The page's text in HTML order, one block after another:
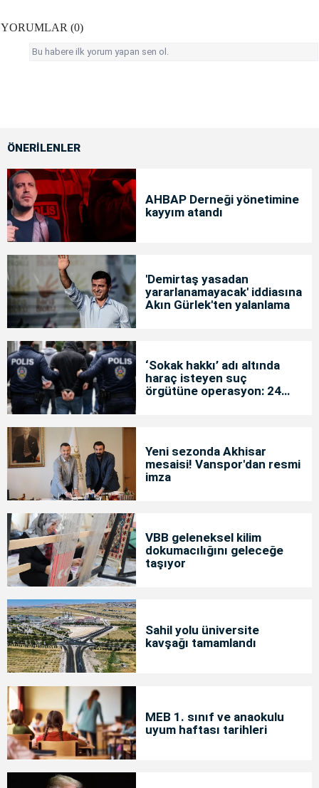
YORUMLAR (0)
Bu habere ilk yorum yapan sen ol.
ÖNERİLENLER
AHBAP Derneği yönetimine
kayyım atandı
'Demirtaş yasadan
yararlanamayacak' iddiasına
Akın Gürlek'ten yalanlama
‘Sokak hakkı’ adı altında
haraç isteyen suç
örgütüne operasyon: 24
Yeni sezonda Akhisar
mesaisi! Vanspor'dan resmi
imza
VBB geleneksel kilim
dokumacılığını geleceğe
taşıyor
Sahil yolu üniversite
kavşağı tamamlandı
MEB 1. sınıf ve anaokulu
uyum haftası tarihleri